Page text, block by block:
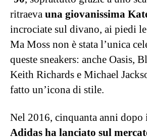
ritraeva una giovanissima
incrociate sul divano, ai piedi le
Ma Moss non è stata l’unica
queste sneakers: anche Oasis,
Keith Richards e Michael
fatto un’icona di stile.
Nel 2016, cinquanta anni
Adidas ha lanciato sul